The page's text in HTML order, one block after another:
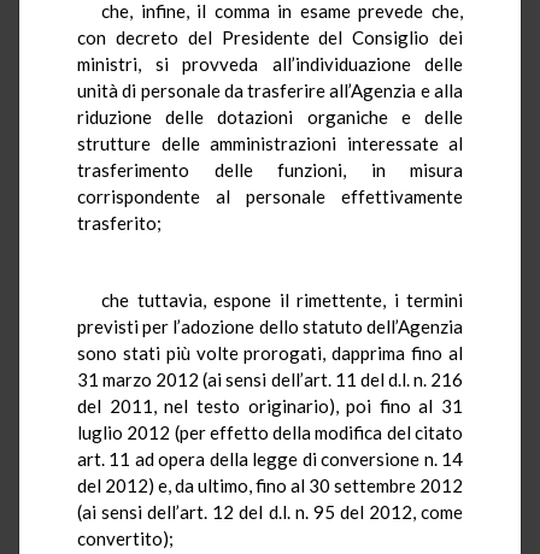
che, infine, il comma in esame prevede che,
con decreto del Presidente del Consiglio dei
ministri, si provveda all’individuazione delle
unità di personale da trasferire all’Agenzia e alla
riduzione delle dotazioni organiche e delle
strutture delle amministrazioni interessate al
trasferimento delle funzioni, in misura
corrispondente al personale effettivamente
trasferito;
che tuttavia, espone il rimettente, i termini
previsti per l’adozione dello statuto dell’Agenzia
sono stati più volte prorogati, dapprima fino al
31 marzo 2012 (ai sensi dell’art. 11 del d.l. n. 216
del 2011, nel testo originario), poi fino al 31
luglio 2012 (per effetto della modifica del citato
art. 11 ad opera della legge di conversione n. 14
del 2012) e, da ultimo, fino al 30 settembre 2012
(ai sensi dell’art. 12 del d.l. n. 95 del 2012, come
convertito);